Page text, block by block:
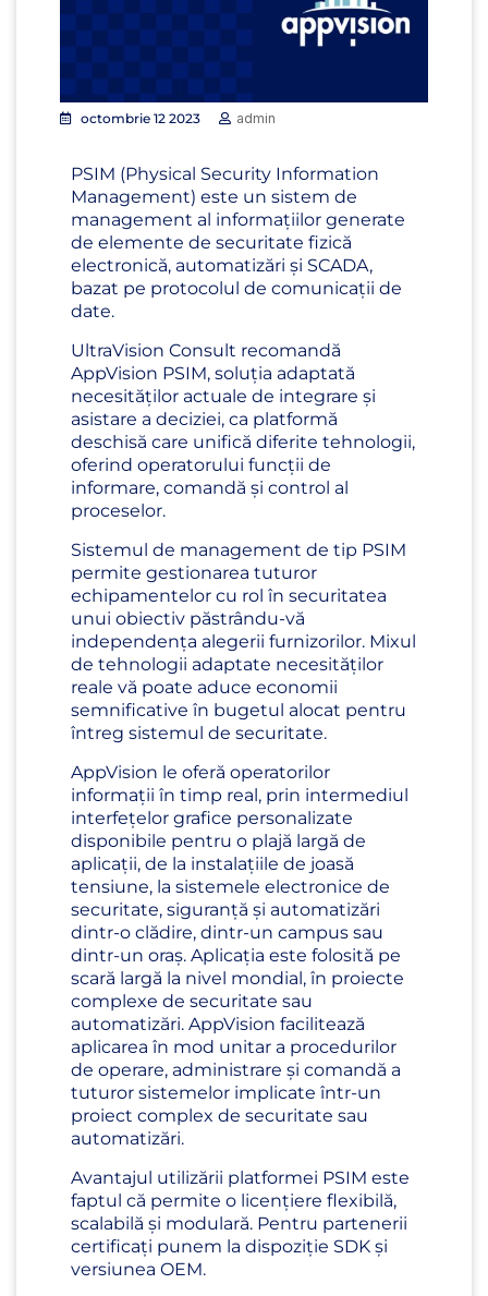
octombrie 12 2023 admin
PSIM (Physical Security Information
Management) este un sistem de
management al informațiilor generate
de elemente de securitate fizică
electronică, automatizări și SCADA,
bazat pe protocolul de comunicații de
date.
UltraVision Consult recomandă
AppVision PSIM, soluția adaptată
necesităților actuale de integrare și
asistare a deciziei, ca platformă
deschisă care unifică diferite tehnologii,
oferind operatorului funcții de
informare, comandă și control al
proceselor.
Sistemul de management de tip PSIM
permite gestionarea tuturor
echipamentelor cu rol în securitatea
unui obiectiv păstrându-vă
independența alegerii furnizorilor. Mixul
de tehnologii adaptate necesităților
reale vă poate aduce economii
semnificative în bugetul alocat pentru
întreg sistemul de securitate.
AppVision le oferă operatorilor
informații în timp real, prin intermediul
interfețelor grafice personalizate
disponibile pentru o plajă largă de
aplicații, de la instalațiile de joasă
tensiune, la sistemele electronice de
securitate, siguranță și automatizări
dintr-o clădire, dintr-un campus sau
dintr-un oraș. Aplicația este folosită pe
scară largă la nivel mondial, în proiecte
complexe de securitate sau
automatizări. AppVision facilitează
aplicarea în mod unitar a procedurilor
de operare, administrare și comandă a
tuturor sistemelor implicate într-un
proiect complex de securitate sau
automatizări.
Avantajul utilizării platformei PSIM este
faptul că permite o licențiere flexibilă,
scalabilă și modulară. Pentru partenerii
certificați punem la dispoziție SDK și
versiunea OEM.